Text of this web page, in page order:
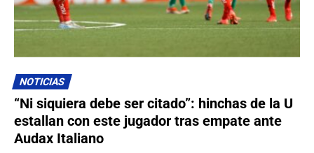
NOTICIAS
“Ni siquiera debe ser citado”: hinchas de la U
estallan con este jugador tras empate ante
Audax Italiano